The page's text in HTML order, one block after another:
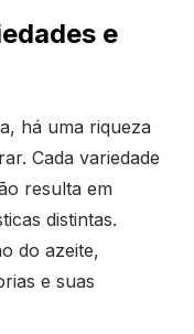
e
há uma riqueza
Cada variedade
resulta em
distintas.
do azeite,
e suas